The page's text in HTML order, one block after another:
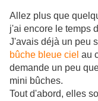
Allez plus que
j'ai encore le temps
J'avais déjà un peu
bûche bleue ciel au
demande un peu
mini bûches.
Tout d'abord, elles